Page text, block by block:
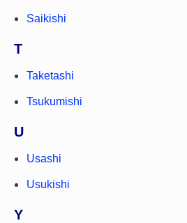
Saikishi
T
Taketashi
Tsukumishi
U
Usashi
Usukishi
Y